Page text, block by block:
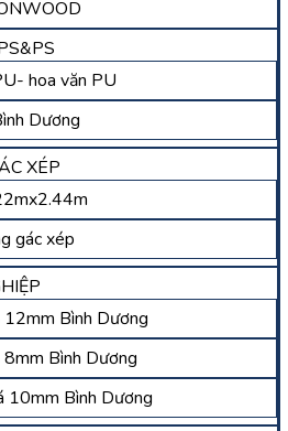
hoa văn PU
Dương
XÉP
gác xép
12mm Bình Dương
Bình Dương
10mm Bình Dương